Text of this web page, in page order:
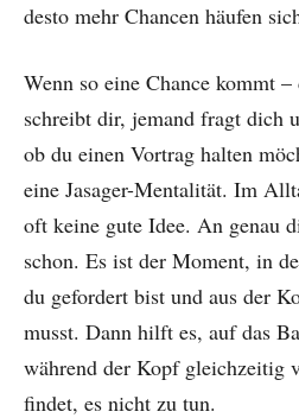
desto mehr Chancen häufen
Wenn so eine Chance kommt
schreibt dir, jemand fragt dich
ob du einen Vortrag halten
eine Jasager-Mentalität. Im
oft keine gute Idee. An genau
schon. Es ist der Moment, in
du gefordert bist und aus der
musst. Dann hilft es, auf das
während der Kopf gleichzeitig
findet, es nicht zu tun.